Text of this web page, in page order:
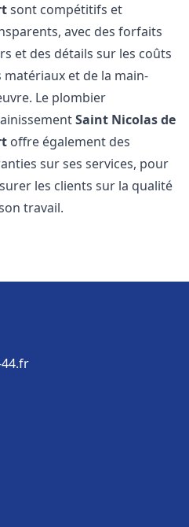
sont compétitifs et
avec des forfaits
et des détails sur les coûts
matériaux et de la main-
Le plombier
Saint Nicolas de
offre également des
sur ses services, pour
les clients sur la qualité
travail.